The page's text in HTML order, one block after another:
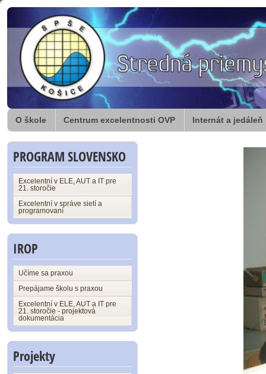
O škole Centrum excelentnosti OVP Internát a jedáleň
PROGRAM SLOVENSKO
Excelentní v ELE, AUT a IT pre
21. storočie
Excelentní v správe sietí a
programovaní
IROP
Učíme sa praxou
Prepájame školu s praxou
Excelentní v ELE, AUT a IT pre
21. storočie - projektová
dokumentácia
Projekty